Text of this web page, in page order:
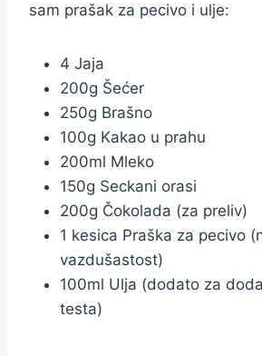
sam prašak za pecivo i ulje:
4 Jaja
200g Šećer
250g Brašno
100g Kakao u prahu
200ml Mleko
150g Seckani orasi
200g Čokolada (za preliv)
1 kesica Praška za pecivo
vazdušastost)
100ml Ulja (dodato za
testa)